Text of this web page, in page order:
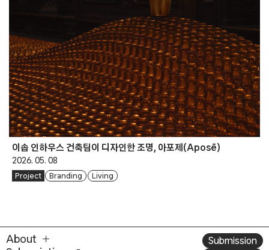
이솝 인하우스 건축팀이 디자인한 조명, 아포제(Aposē)
2026. 05. 08
Project Branding Living
About
Submission